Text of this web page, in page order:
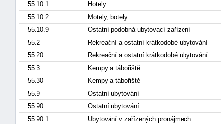
55.10.1
Hotely
55.10.2
Motely, botely
55.10.9
Ostatní podobná ubytovací zařízení
55.2
Rekreační a ostatní krátkodobé ubytování
55.20
Rekreační a ostatní krátkodobé ubytování
55.3
Kempy a tábořiště
55.30
Kempy a tábořiště
55.9
Ostatní ubytování
55.90
Ostatní ubytování
55.90.1
Ubytování v zařízených pronájmech